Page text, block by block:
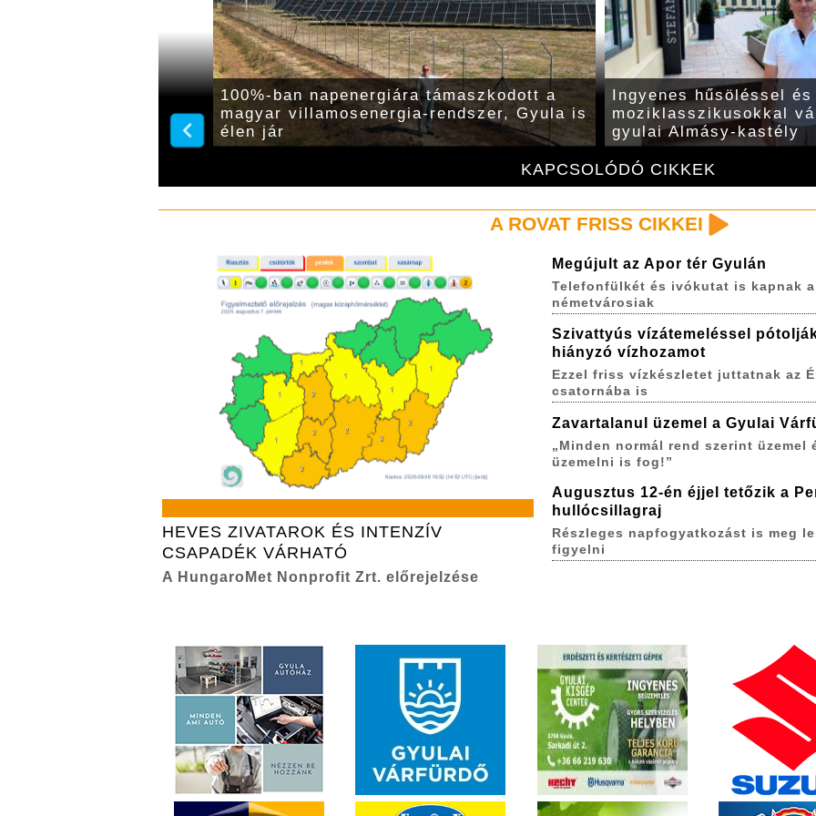
KAPCSOLÓDÓ CIKKEK
szúnyoggyérítés
gyulai önkormányzat
100%-ban napenergiára támaszkodott a
magyar villamosenergia-rendszer, Gyula is
élen jár
Ingyenes hűsöléssel és
moziklasszikusokkal
gyulai Almásy-kastély
A ROVAT FRISS CIKKEI
HEVES ZIVATAROK ÉS INTENZÍV
CSAPADÉK VÁRHATÓ
A HungaroMet Nonprofit Zrt. előrejelzése
Megújult az Apor tér Gyulán
Telefonfülkét és ivókutat is kapnak a
németvárosiak
Szivattyús vízátemeléssel
hiányzó vízhozamot
Ezzel friss vízkészletet juttatnak az
csatornába is
Zavartalanul üzemel a Gyulai
„Minden normál rend szerint üzemel
üzemelni is fog!”
Augusztus 12-én éjjel tetőzik a
hullócsillagraj
Részleges napfogyatkozást is meg
figyelni